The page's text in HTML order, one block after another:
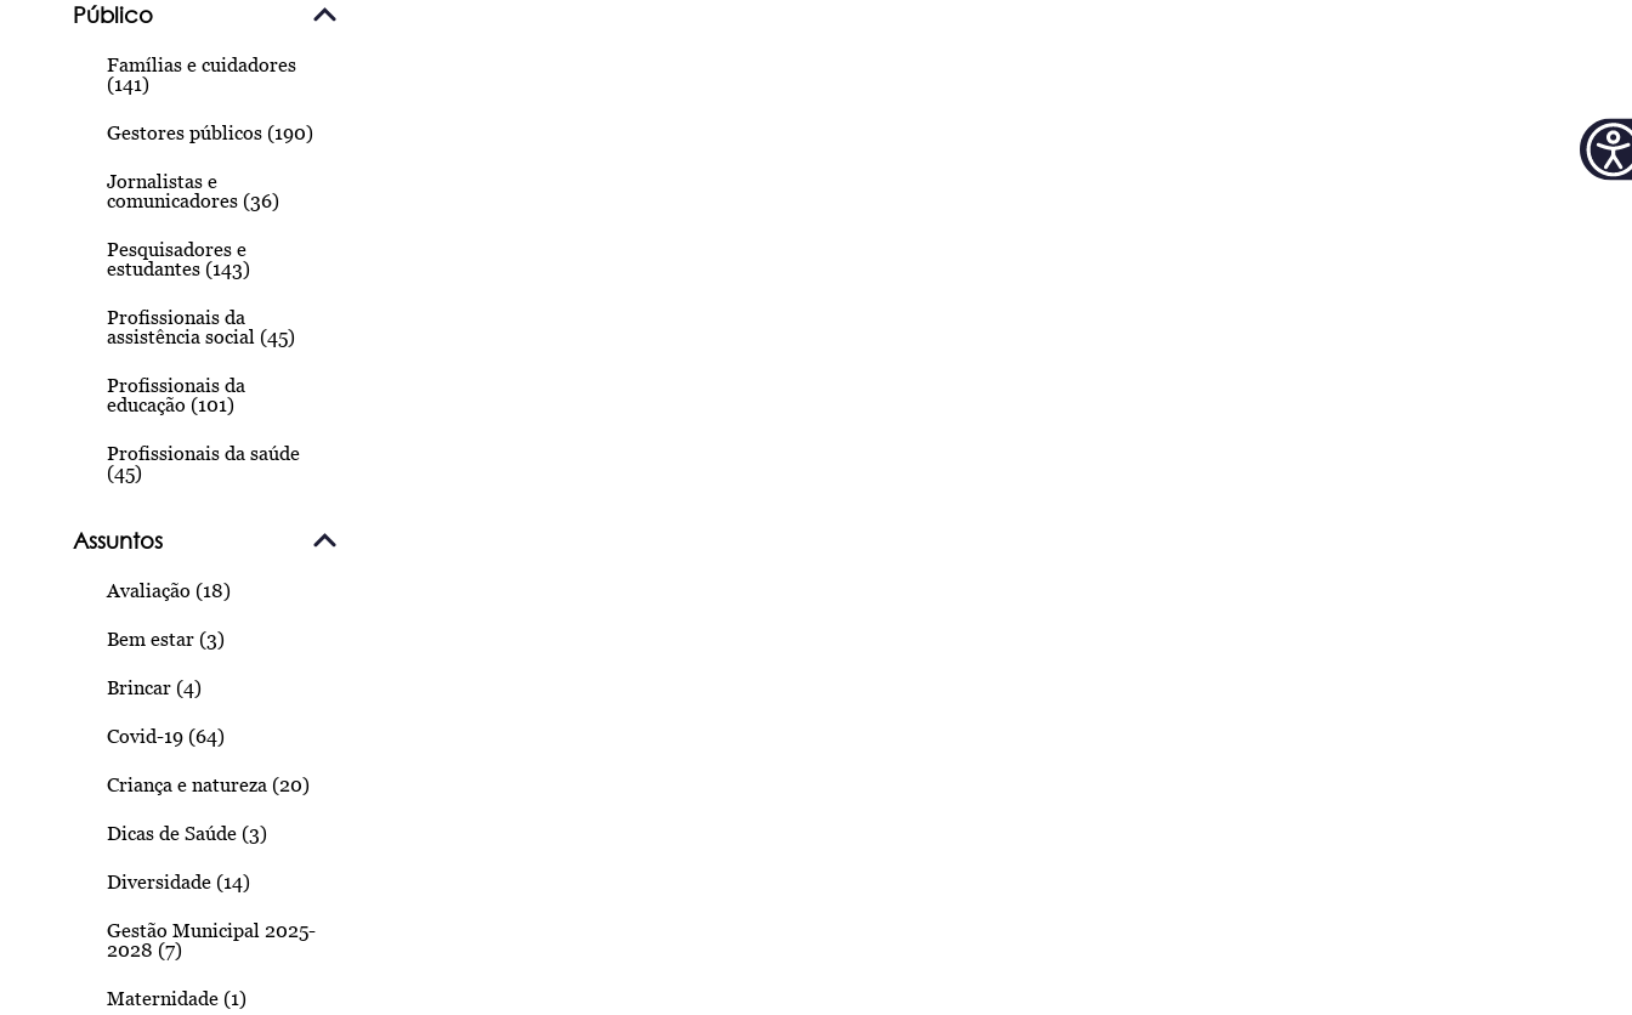
Público
Famílias e cuidadores
(141)
Gestores públicos (190)
Jornalistas e
comunicadores (36)
Pesquisadores e
estudantes (143)
Profissionais da
assistência social (45)
Profissionais da
educação (101)
Profissionais da saúde
(45)
Assuntos
Avaliação (18)
Bem estar (3)
Brincar (4)
Covid-19 (64)
Criança e natureza (20)
Dicas de Saúde (3)
Diversidade (14)
Gestão Municipal 2025-
2028 (7)
Maternidade (1)